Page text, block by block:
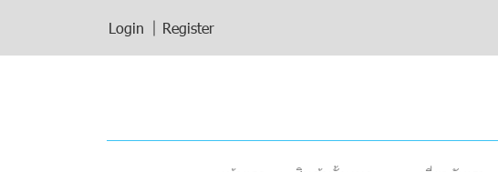
Login Register